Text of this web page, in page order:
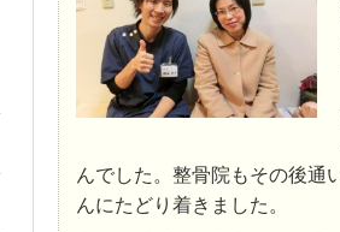
んでした。整骨院もその後通
んにたどり着きました。